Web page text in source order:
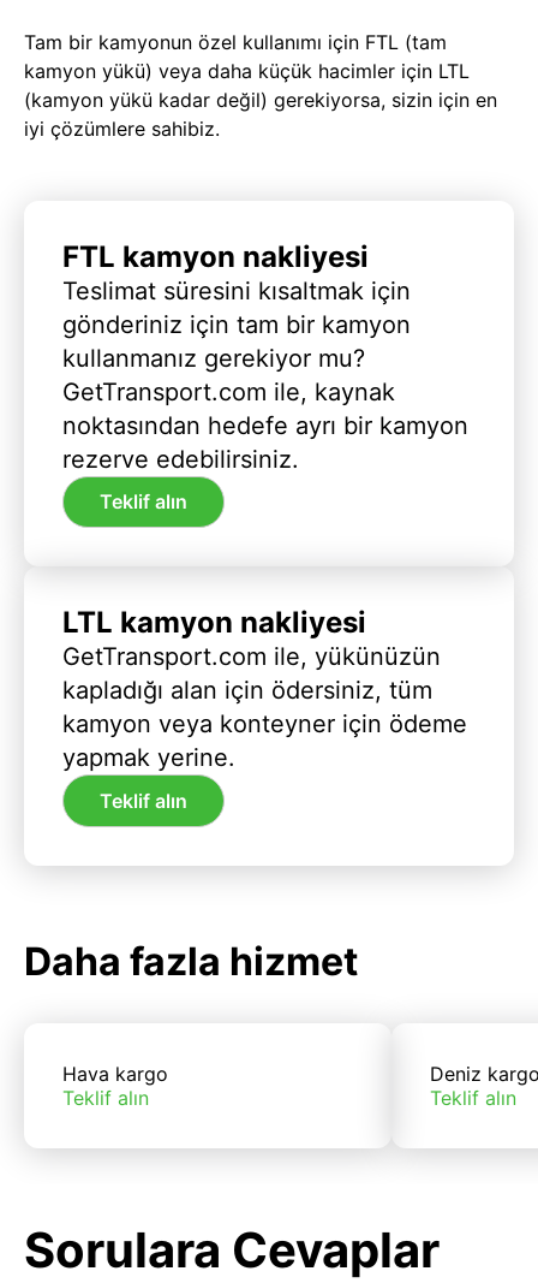
Tam bir kamyonun özel kullanımı için FTL (tam
kamyon yükü) veya daha küçük hacimler için LTL
(kamyon yükü kadar değil) gerekiyorsa, sizin için en
iyi çözümlere sahibiz.
FTL kamyon nakliyesi
Teslimat süresini kısaltmak için
gönderiniz için tam bir kamyon
kullanmanız gerekiyor mu?
GetTransport.com ile, kaynak
noktasından hedefe ayrı bir kamyon
rezerve edebilirsiniz.
Teklif alın
LTL kamyon nakliyesi
GetTransport.com ile, yükünüzün
kapladığı alan için ödersiniz, tüm
kamyon veya konteyner için ödeme
yapmak yerine.
Teklif alın
Daha fazla hizmet
Hava kargo
Teklif alın
Deniz
Teklif alın
Sorulara Cevaplar